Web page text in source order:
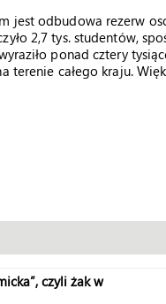
jest odbudowa rezerw
2,7 tys. studentów,
ponad cztery
terenie całego kraju.
czyli żak w